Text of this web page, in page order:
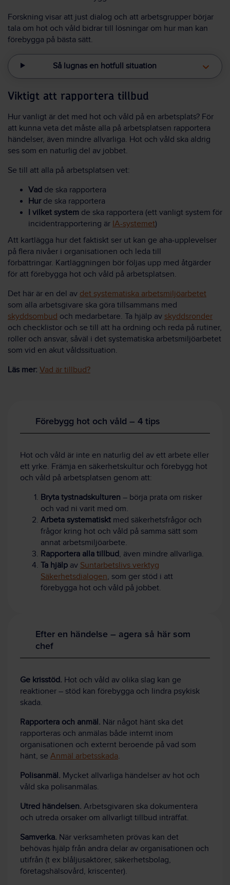
Forskning visar att just dialog och att arbetsgrupper börjar
tala om hot och våld bidrar till lösningar om hur man kan
förebygga på bästa sätt.
Så lugnas en hotfull situation
Viktigt att rapportera tillbud
Hur vanligt är det med hot och våld på en arbetsplats? För
att kunna veta det måste alla på arbetsplatsen rapportera
händelser, även mindre allvarliga. Hot och våld ska aldrig
ses som en naturlig del av jobbet.
Se till att alla på arbetsplatsen vet:
Vad de ska rapportera
Hurde ska rapportera
I vilket system de ska rapportera (ett vanligt system för
incidentrapportering är IA-systemet)
Att kartlägga hur det faktiskt ser ut kan ge aha-upplevelser
på flera nivåer i organisationen och leda till
förbättringar. Kartläggningen bör följas upp med åtgärder
för att förebygga hot och våld på arbetsplatsen.
Det här är en del av det systematiska arbetsmiljöarbetet
som alla arbetsgivare ska göra tillsammans med
skyddsombud och medarbetare. Ta hjälp av skyddsronder
och checklistor och se till att ha ordning och reda på rutiner,
roller och ansvar, såväl i det systematiska arbetsmiljöarbetet
som vid en akut våldssituation.
Läs mer: Vad är tillbud?
Förebygg hot och våld – 4 tips
Hot och våld är inte en naturlig del av ett arbete eller
ett yrke. Främja en säkerhetskultur och förebygg hot
och våld på arbetsplatsen genom att:
Bryta tystnadskulturen – börja prata om risker
och vad ni varit med om.
Arbeta systematiskt med säkerhetsfrågor och
frågor kring hot och våld på samma sätt som
annat arbetsmiljöarbete.
Rapportera alla tillbud, även mindre allvarliga.
Ta hjälp av Suntarbetslivs verktyg
Säkerhetsdialogen, som ger stöd i att
förebygga hot och våld på jobbet.
Efter en händelse – agera så här som
chef
Ge krisstöd. Hot och våld av olika slag kan ge
reaktioner – stöd kan förebygga och lindra psykisk
skada.
Rapportera och anmäl. När något hänt ska det
rapporteras och anmälas både internt inom
organisationen och externt beroende på vad som
hänt, se Anmäl arbetsskada.
Polisanmäl. Mycket allvarliga händelser av hot och
våld ska polisanmälas.
Utred händelsen. Arbetsgivaren ska dokumentera
och utreda orsaker om allvarligt tillbud inträffat.
Samverka. När verksamheten prövas kan det
behövas hjälp från andra delar av organisationen och
utifrån (t ex blåljusaktörer, säkerhetsbolag,
företagshälsovård, kriscenter).